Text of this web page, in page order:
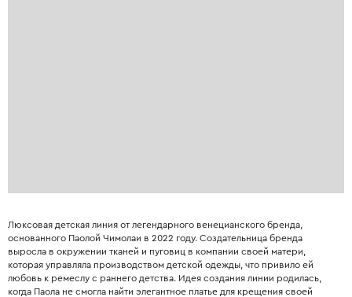
Люксовая детская линия от легендарного венецианского бренда,
основанного Паолой Чимолаи в 2022 году. Создательница бренда
выросла в окружении тканей и пуговиц в компании своей матери,
которая управляла производством детской одежды, что привило ей
любовь к ремеслу с раннего детства. Идея создания линии родилась,
когда Паола не смогла найти элегантное платье для крещения своей